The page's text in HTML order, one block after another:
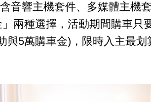
音響主機套件、多媒體主機
兩種選擇，活動期間購車只
與5萬購車金)，限時入主最划